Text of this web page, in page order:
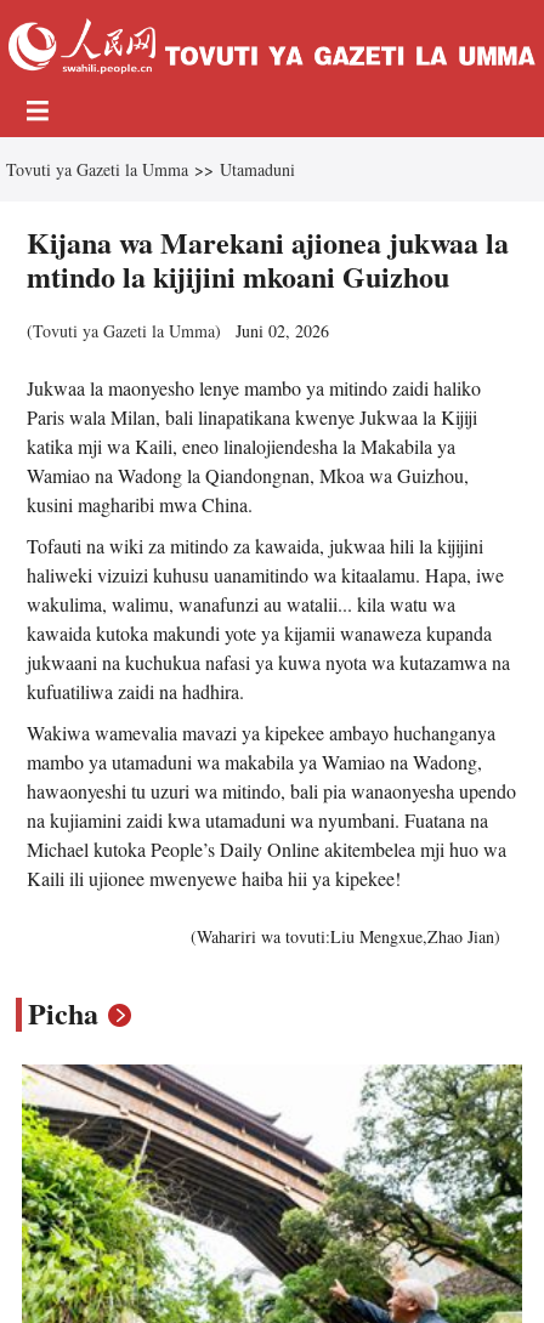
Tovuti ya Gazeti la Umma >> Utamaduni
Kijana wa Marekani ajionea jukwaa la
mtindo la kijijini mkoani Guizhou
(Tovuti ya Gazeti la Umma) Juni 02, 2026
Jukwaa la maonyesho lenye mambo ya mitindo zaidi haliko
Paris wala Milan, bali linapatikana kwenye Jukwaa la Kijiji
katika mji wa Kaili, eneo linalojiendesha la Makabila ya
Wamiao na Wadong la Qiandongnan, Mkoa wa Guizhou,
kusini magharibi mwa China.
Tofauti na wiki za mitindo za kawaida, jukwaa hili la kijijini
haliweki vizuizi kuhusu uanamitindo wa kitaalamu. Hapa, iwe
wakulima, walimu, wanafunzi au watalii... kila watu wa
kawaida kutoka makundi yote ya kijamii wanaweza kupanda
jukwaani na kuchukua nafasi ya kuwa nyota wa kutazamwa na
kufuatiliwa zaidi na hadhira.
Wakiwa wamevalia mavazi ya kipekee ambayo huchanganya
mambo ya utamaduni wa makabila ya Wamiao na Wadong,
hawaonyeshi tu uzuri wa mitindo, bali pia wanaonyesha upendo
na kujiamini zaidi kwa utamaduni wa nyumbani. Fuatana na
Michael kutoka People’s Daily Online akitembelea mji huo wa
Kaili ili ujionee mwenyewe haiba hii ya kipekee!
(Wahariri wa tovuti:Liu Mengxue,Zhao Jian)
Picha